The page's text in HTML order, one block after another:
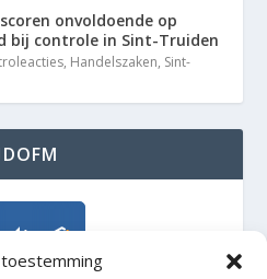
onvoldoende op
bij controle in Sint-Truiden
, Handelszaken, Sint-
TrudoFM